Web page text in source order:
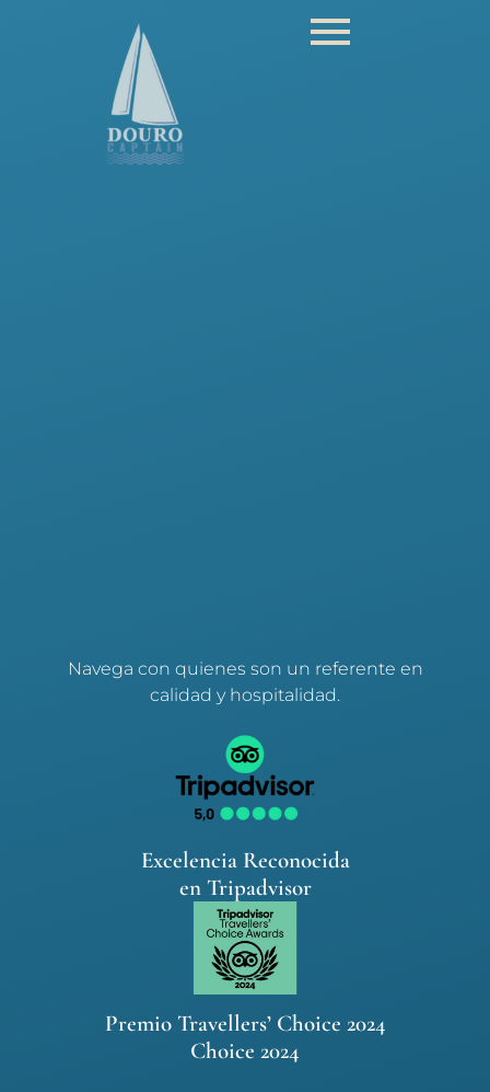
Navega con quienes son un referente en
calidad y hospitalidad.
Excelencia Reconocida
en Tripadvisor
Premio Travellers’ Choice 2024
Choice 2024